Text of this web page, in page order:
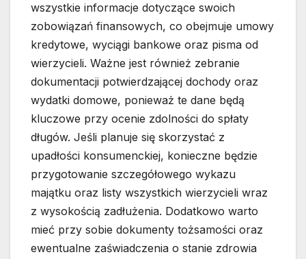
wszystkie informacje dotyczące swoich
zobowiązań finansowych, co obejmuje umowy
kredytowe, wyciągi bankowe oraz pisma od
wierzycieli. Ważne jest również zebranie
dokumentacji potwierdzającej dochody oraz
wydatki domowe, ponieważ te dane będą
kluczowe przy ocenie zdolności do spłaty
długów. Jeśli planuje się skorzystać z
upadłości konsumenckiej, konieczne będzie
przygotowanie szczegółowego wykazu
majątku oraz listy wszystkich wierzycieli wraz
z wysokością zadłużenia. Dodatkowo warto
mieć przy sobie dokumenty tożsamości oraz
ewentualne zaświadczenia o stanie zdrowia